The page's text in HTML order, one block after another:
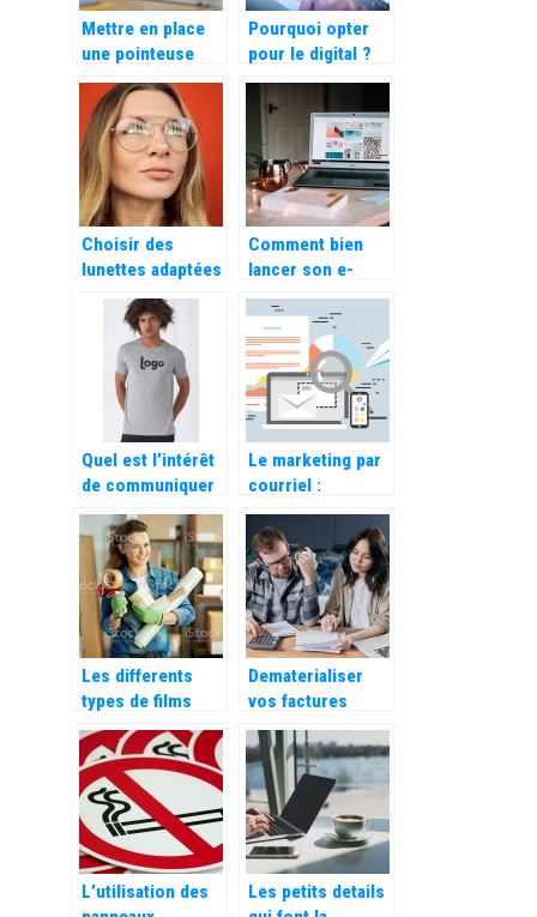
Mettre en place
une pointeuse
dans votre
entreprise pour le
calcul
automatique des
heures de travail
Pourquoi opter
pour le digital ?
Choisir des
lunettes adaptées
à la forme de son
visage
Comment bien
lancer son e-
commerce
Quel est l’intérêt
de communiquer
par le biais d’un t-
shirt publicitaire
Le marketing par
courriel :
importance,
meilleurs
logiciels à utiliser
Les differents
types de films
pour proteger
vos colis
Dematerialiser
vos factures
grace au facturier
Excel automatique
L’utilisation des
Les petits details